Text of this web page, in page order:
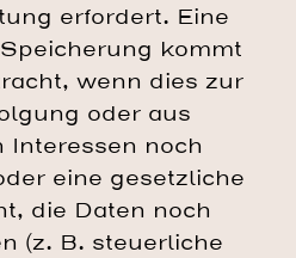
erfordert. Eine
kommt
wenn dies zur
oder aus
Interessen noch
eine gesetzliche
die Daten noch
(z. B. steuerliche